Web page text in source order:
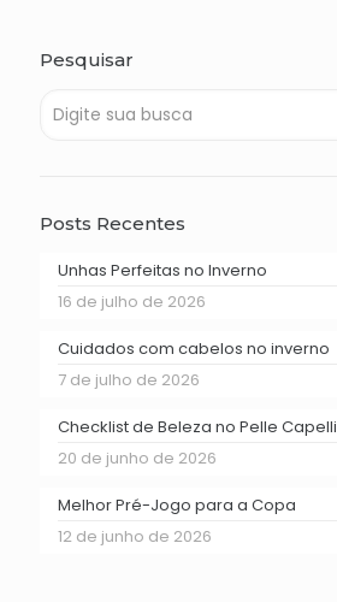
Pesquisar
Posts Recentes
Unhas Perfeitas no Inverno
16 de julho de 2026
Cuidados com cabelos no inverno
7 de julho de 2026
Checklist de Beleza no Pelle Capelli
20 de junho de 2026
Melhor Pré-Jogo para a Copa
12 de junho de 2026